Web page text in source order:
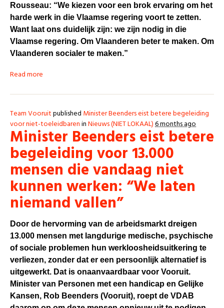
Rousseau: “We kiezen voor een brok ervaring om het
harde werk in die Vlaamse regering voort te zetten.
Want laat ons duidelijk zijn: we zijn nodig in die
Vlaamse regering. Om Vlaanderen beter te maken. Om
Vlaanderen socialer te maken.”
Read more
Team Vooruitpublished Minister Beenders eist betere begeleiding
voor niet-toeleidbareninNieuws (NIET LOKAAL)6 months ago
Minister Beenders eist betere
begeleiding voor 13.000
mensen die vandaag niet
kunnen werken: “We laten
niemand vallen”
Door de hervorming van de arbeidsmarkt dreigen
13.000 mensen met langdurige medische, psychische
of sociale problemen hun werkloosheidsuitkering te
verliezen, zonder dat er een persoonlijk alternatief is
uitgewerkt. Dat is onaanvaardbaar voor Vooruit.
Minister van Personen met een handicap en Gelijke
Kansen, Rob Beenders (Vooruit), roept de VDAB